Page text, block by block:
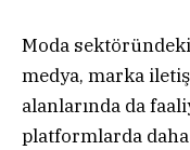
Moda sektöründeki
medya, marka
alanlarında da
platformlarda